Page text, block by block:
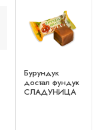
Бурундук
достал фундук
СЛАДУНИЦА